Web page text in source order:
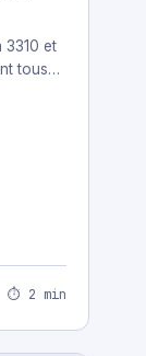
3310 et
tous…
⏱ 2 min